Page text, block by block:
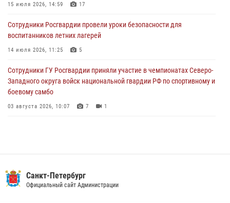
05 августа 2026, 12:25 2
Петербургские росгвардейцы обнаружили объявленный в розыск
автомобиль, ранее использовавшийся при совершении кражи в
Ленобласти
15 июля 2026, 14:59 17
Сотрудники Росгвардии провели уроки безопасности для
воспитанников летних лагерей
14 июля 2026, 11:25 5
Сотрудники ГУ Росгвардии приняли участие в чемпионатах Северо-
Западного округа войск национальной гвардии РФ по спортивному и
боевому самбо
03 августа 2026, 10:07 7 1
В Красногвардейском районе росгвардейцы задержали хулигана,
угрожавшего мужчине пневматическим пистолетом
Санкт-Петербург
Официальный сайт Администрации